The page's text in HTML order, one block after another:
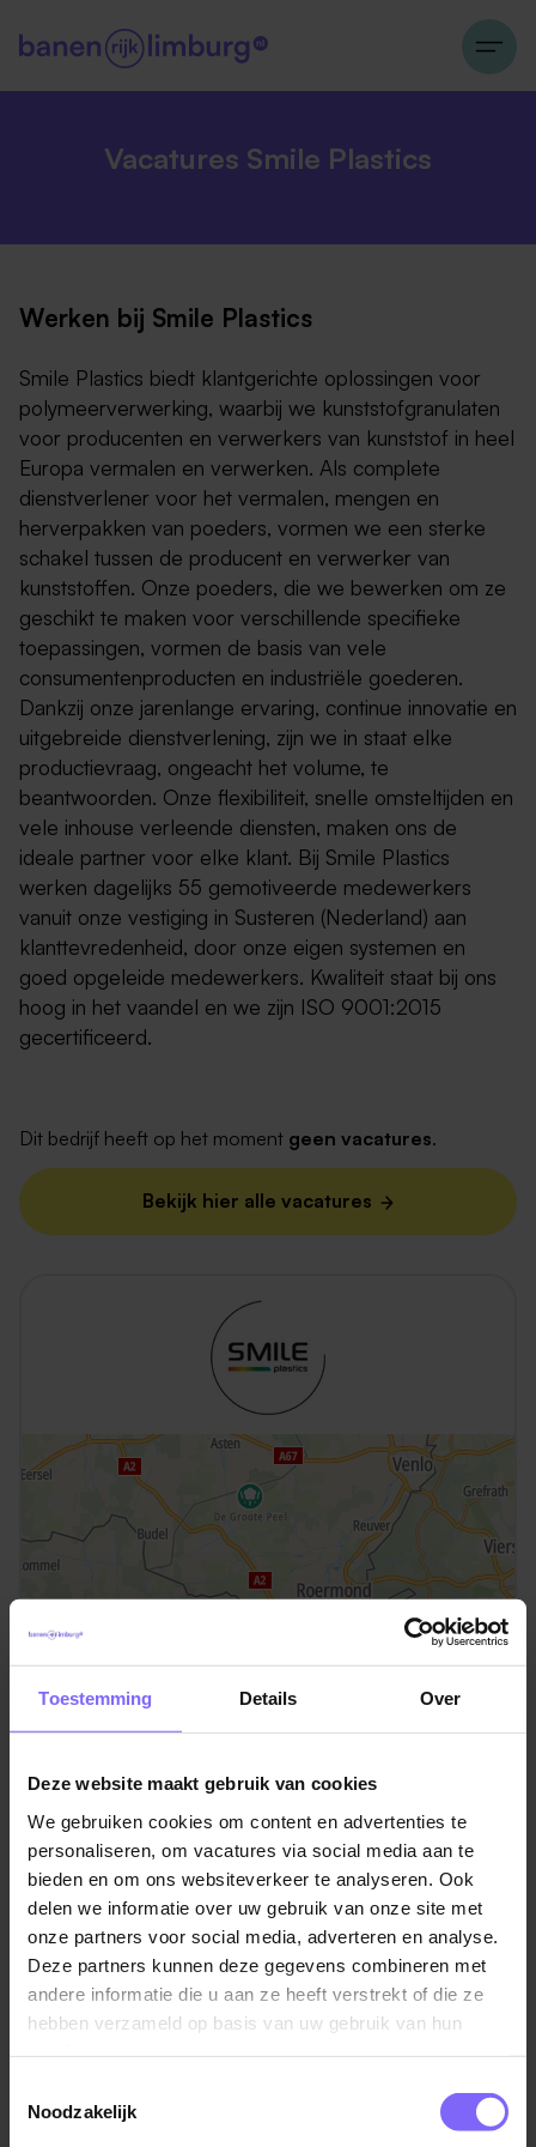
Toestemming Details Over
Deze website maakt gebruik van cookies
We gebruiken cookies om content en advertenties te
personaliseren, om vacatures via social media aan te
bieden en om ons websiteverkeer te analyseren. Ook
delen we informatie over uw gebruik van onze site met
onze partners voor social media, adverteren en analyse.
Deze partners kunnen deze gegevens combineren met
andere informatie die u aan ze heeft verstrekt of die ze
hebben verzameld op basis van uw gebruik van hun
Noodzakelijk
Vacatures Smile Plastics
Werken bij Smile Plastics
Smile Plastics biedt klantgerichte oplossingen voor
polymeerverwerking, waarbij we kunststofgranulaten
voor producenten en verwerkers van kunststof in heel
Europa vermalen en verwerken. Als complete
dienstverlener voor het vermalen, mengen en
herverpakken van poeders, vormen we een sterke
schakel tussen de producent en verwerker van
kunststoffen. Onze poeders, die we bewerken om ze
geschikt te maken voor verschillende specifieke
toepassingen, vormen de basis van vele
consumentenproducten en industriële goederen.
Dankzij onze jarenlange ervaring, continue innovatie en
uitgebreide dienstverlening, zijn we in staat elke
productievraag, ongeacht het volume, te
beantwoorden. Onze flexibiliteit, snelle omsteltijden en
vele inhouse verleende diensten, maken ons de
ideale partner voor elke klant. Bij Smile Plastics
werken dagelijks 55 gemotiveerde medewerkers
vanuit onze vestiging in Susteren (Nederland) aan
klanttevredenheid, door onze eigen systemen en
goed opgeleide medewerkers. Kwaliteit staat bij ons
hoog in het vaandel en we zijn ISO 9001:2015
gecertificeerd.
Dit bedrijf heeft op het moment geen vacatures.
Bekijk hier alle vacatures
©TomTom
Locatie Susteren
Industrieweg 5
Meer informatie over Smile Plastics?